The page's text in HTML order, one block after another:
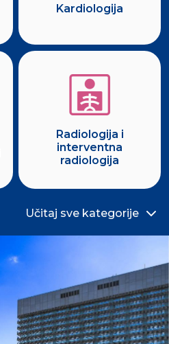
Kardiologija
Radiologija i
interventna
radiologija
Učitaj sve kategorije